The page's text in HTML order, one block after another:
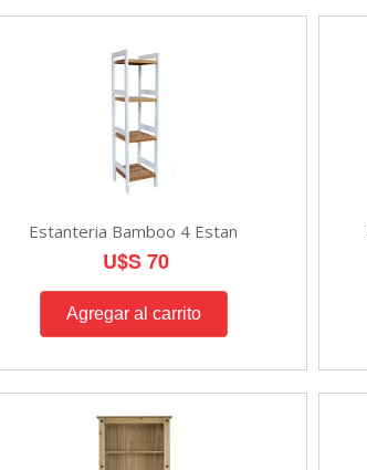
Estanteria Bamboo 4 Estan
U$S 70